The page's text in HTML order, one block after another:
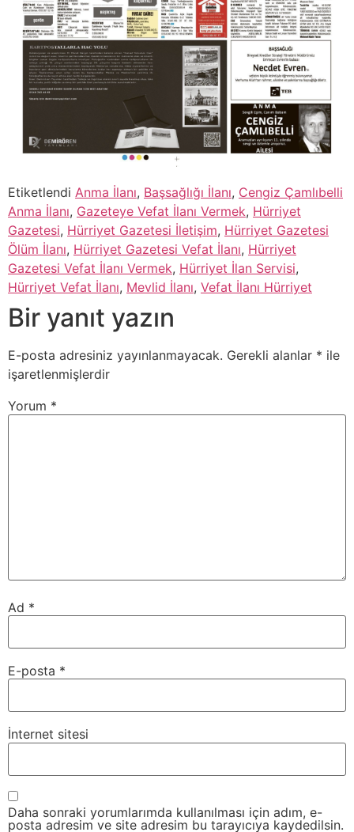
Etiketlendi Anma İlanı, Başsağlığı İlanı, Cengiz Çamlıbelli
Anma İlanı, Gazeteye Vefat İlanı Vermek, Hürriyet
Gazetesi, Hürriyet Gazetesi İletişim, Hürriyet Gazetesi
Ölüm İlanı, Hürriyet Gazetesi Vefat İlanı, Hürriyet
Gazetesi Vefat İlanı Vermek, Hürriyet İlan Servisi,
Hürriyet Vefat İlanı, Mevlid İlanı, Vefat İlanı Hürriyet
Bir yanıt yazın
E-posta adresiniz yayınlanmayacak. Gerekli alanlar * ile
işaretlenmişlerdir
Yorum *
Ad *
E-posta *
İnternet sitesi
Daha sonraki yorumlarımda kullanılması için adım, e-
posta adresim ve site adresim bu tarayıcıya kaydedilsin.